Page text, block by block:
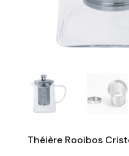
Théière Rooibos